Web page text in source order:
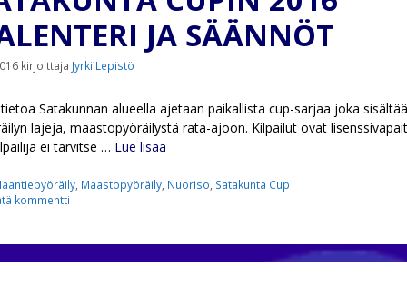
JA SÄÄNNÖT
kirjoittaja Jyrki Lepistö
Satakunnan alueella ajetaan paikallista cup-sarjaa joka
lajeja, maastopyöräilystä rata-ajoon. Kilpailut ovat
ei tarvitse … Lue lisää
, Maastopyöräily, Nuoriso, Satakunta Cup
kommentti